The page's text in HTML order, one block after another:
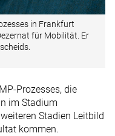
in Frankfurt
für Mobilität. Er
Prozesses, die
im Stadium
Stadien Leitbild
kommen.